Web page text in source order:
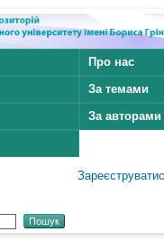
Про нас
За темами
За авторами